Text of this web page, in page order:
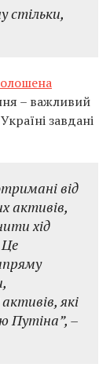
стільки,
– важливий
завдані
від
активів,
хід
які
Путіна”, –